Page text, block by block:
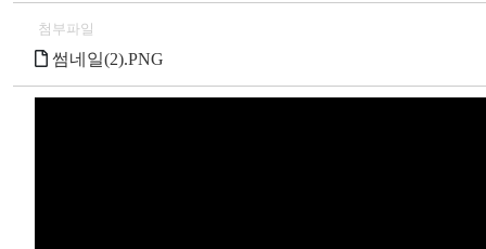
첨부파일
썸네일(2).PNG